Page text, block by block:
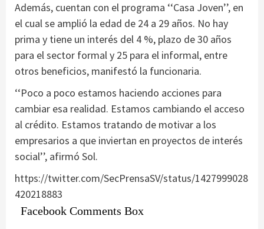
Además, cuentan con el programa ‘‘Casa Joven’’, en
el cual se amplió la edad de 24 a 29 años. No hay
prima y tiene un interés del 4 %, plazo de 30 años
para el sector formal y 25 para el informal, entre
otros beneficios, manifestó la funcionaria.
‘‘Poco a poco estamos haciendo acciones para
cambiar esa realidad. Estamos cambiando el acceso
al crédito. Estamos tratando de motivar a los
empresarios a que inviertan en proyectos de interés
social’’, afirmó Sol.
https://twitter.com/SecPrensaSV/status/1427999028
420218883
Facebook Comments Box